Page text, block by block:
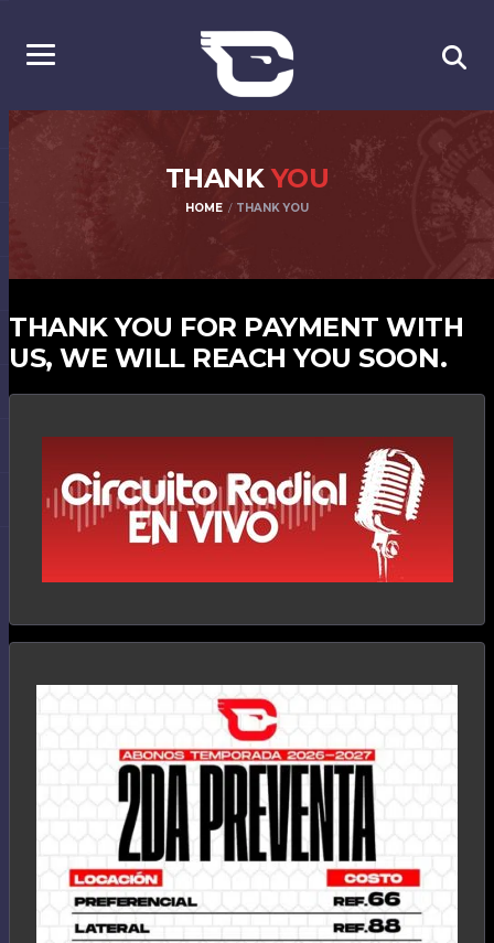
THANKYOU
HOME THANK YOU
THANK YOU FOR PAYMENT WITH
US, WE WILL REACH YOU SOON.